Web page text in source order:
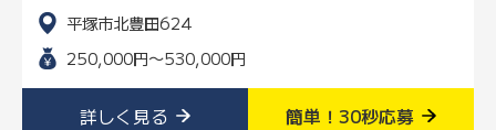
平塚市北豊田624
250,000円〜530,000円
詳しく見る 簡単！30秒応募